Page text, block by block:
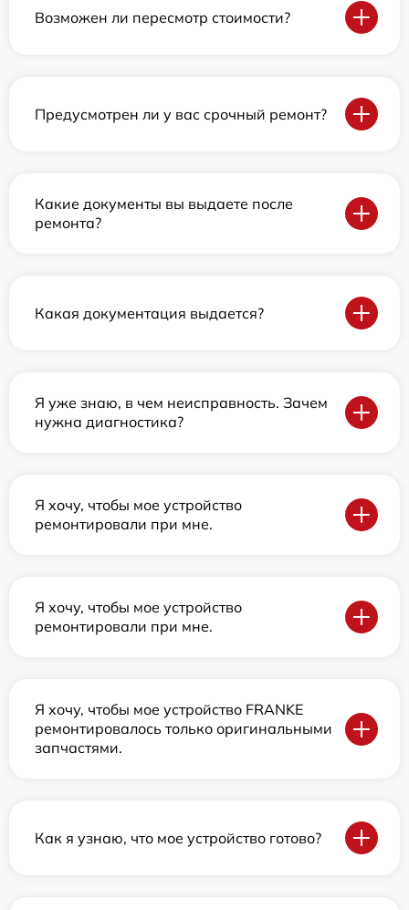
Возможен ли пересмотр стоимости?
Предусмотрен ли у вас срочный ремонт?
Какие документы вы выдаете после
ремонта?
Какая документация выдается?
Я уже знаю, в чем неисправность. Зачем
нужна диагностика?
Я хочу, чтобы мое устройство
ремонтировали при мне.
Я хочу, чтобы мое устройство
ремонтировали при мне.
Я хочу, чтобы мое устройство FRANKE
ремонтировалось только оригинальными
запчастями.
Как я узнаю, что мое устройство готово?